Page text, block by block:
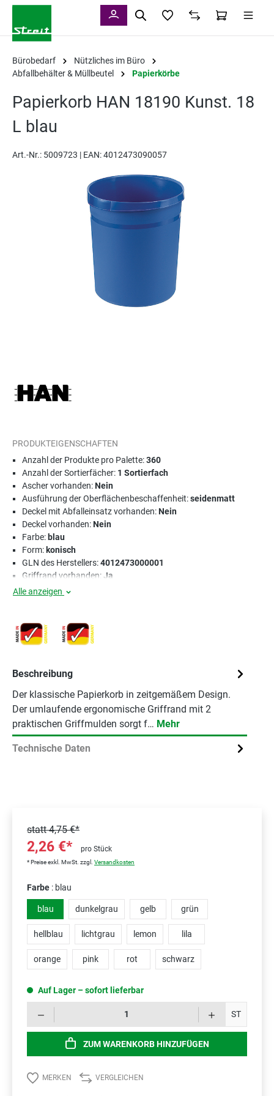
Bürobedarf
Nützliches im Büro
Abfallbehälter & Müllbeutel
Papierkörbe
Papierkorb HAN 18190 Kunst. 18
L blau
Art.-Nr.: 5009723 | EAN: 4012473090057
Bildergalerie überspringen
PRODUKTEIGENSCHAFTEN
Anzahl der Produkte pro Palette:360
Anzahl der Sortierfächer: 1 Sortierfach
Ascher vorhanden:Nein
Ausführung der Oberflächenbeschaffenheit:seidenmatt
Deckel mit Abfalleinsatz vorhanden:Nein
Deckel vorhanden:Nein
Farbe: blau
Form: konisch
GLN des Herstellers:4012473000001
Griffrand vorhanden:Ja
Alle anzeigen
Beschreibung
Der klassische Papierkorb in zeitgemäßem Design.
Der umlaufende ergonomische Griffrand mit 2
praktischen Griffmulden sorgt f… Mehr
Technische Daten
statt4,75 €*
2,26 €* pro Stück
* Preise exkl. MwSt. zzgl. Versandkosten
Farbe : blau
blau dunkelgrau gelb grün
hellblau lichtgrau lemon lila
orange pink rot schwarz
Auf Lager – sofort lieferbar
ST
ZUM WARENKORB HINZUFÜGEN
MERKEN VERGLEICHEN